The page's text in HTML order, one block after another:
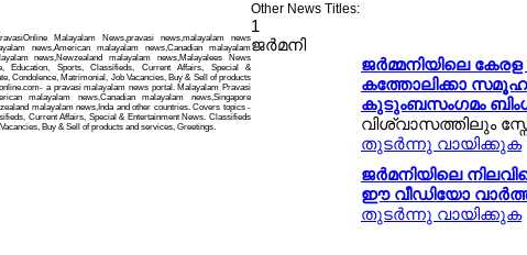
Malayalam News,pravasi news,malayalam news
news,American malayalam news,Canadian malayalam
news,Newzealand malayalam news,Malayalees News
Education, Sports, Classifieds, Current Affairs, Special &
Condolence, Matrimonial, Job Vacancies, Buy & Sell of products
a pravasi malayalam news portal. Malayalam Pravasi
malayalam news,Canadian malayalam news,Singapore
malayalam news,Inda and other countries. Covers topics -
Current Affairs, Special & Entertainment News. Classifieds
Buy & Sell of products and services, Greetings.
Other News Titles:
1
ജര്‍മനി
ജര്‍മ്മനിയിലെ
കത്തോലിക്കാ
കുടുംബസംഗമം
വിശ്വാസത്തിലും
തുടര്‍ന്നു വായിക്കുക
ജര്‍മനിയിലെ
ഈ വീഡിയോ
തുടര്‍ന്നു വായിക്കുക